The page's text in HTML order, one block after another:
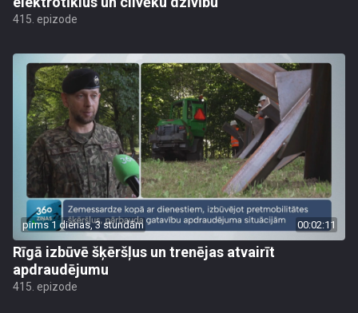
415. epizode
pirms 1 dienas, 3 stundām 00:02:11
Rīgā izbūvē šķēršļus un trenējas atvairīt
apdraudējumu
415. epizode